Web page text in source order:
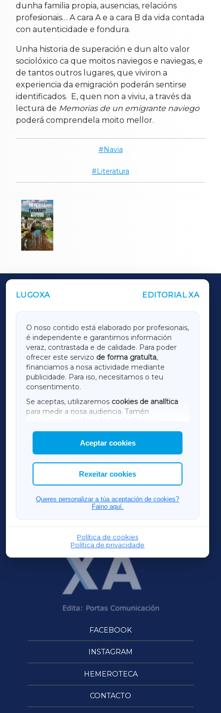
dunha familia propia, ausencias, relacións
profesionais… A cara A e a cara B da vida contada
con autenticidade e fondura.
Unha historia de superación e dun alto valor
sociolóxico ca que moitos naviegos e naviegas, e
de tantos outros lugares, que viviron a
experiencia da emigración poderán sentirse
identificados. E, quen non a viviu, a través da
lectura de Memorias de un emigrante naviego
poderá comprendela moito mellor.
Navia
Literatura
LUGOXA EDITORIAL XA
O noso contido está elaborado por profesionais,
é independente e garantimos información
veraz, contrastada e de calidade. Para poder
ofrecer este servizo de forma gratuíta,
financiamos a nosa actividade mediante
publicidade. Para iso, necesitamos o teu
consentimento.
Se aceptas, utilizaremos cookies de analítica
para medir a nosa audiencia. Tamén
utilizaremos
cookies de marketing
mostrar publicidade de terceiros.
Así mesmo, podes personalizar a elección das
cookies que desexas permitir.
Aceptar cookies
Rexeitar cookies
Queres personalizar a túa aceptación de cookies?
Faino aquí.
Política de cookies
Política de privacidade
OUTROS PERIÓDICOS
LUGOXA
TERRACHAXA
AMARIÑAXA
RIBEIRASACRAXA
ACORUÑAXA
FERROLXA
OURENSEXA
FACEBOOK
INSTAGRAM
HEMEROTECA
CONTACTO